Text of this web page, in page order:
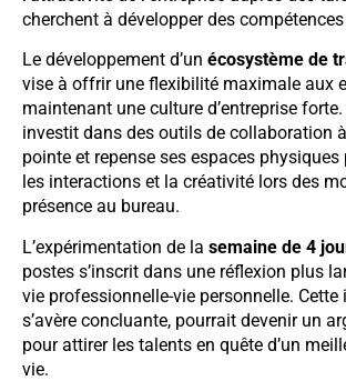
cherchent à développer des compétences
Le développement d’un écosystème de
vise à offrir une flexibilité maximale aux
maintenant une culture d’entreprise
investit dans des outils de collaboration
pointe et repense ses espaces
les interactions et la créativité lors des
présence au bureau.
L’expérimentation de la semaine de 4
postes s’inscrit dans une réflexion plus
vie professionnelle-vie personnelle. Cette
s’avère concluante, pourrait devenir un
pour attirer les talents en quête d’un
vie.